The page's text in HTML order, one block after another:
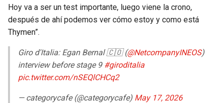
Hoy va a ser un test importante, luego viene la crono,
después de ahí podemos ver cómo estoy y como está
Thymen”.
Giro d'Italia: Egan Bernal 🇨🇴 (@NetcompanyINEOS)
interview before stage 9 #giroditalia
pic.twitter.com/nSEQlCHCq2
— categorycafe (@categorycafe) May 17, 2026